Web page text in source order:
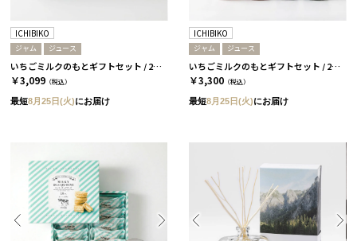
ICHIBIKO
ジャム ジュース
いちごミルクのもとギフトセット / 2本 / いちご［ICHIBIKO］
￥3,099 （税込）
最短8月25日(火)にお届け
ICHIBIKO
ジャム ジュース
いちごミルクのもとギフトセット / 2本 / いちご・ぶるーべりー［ICHIBIKO］
￥3,300 （税込）
最短8月25日(火)にお届け